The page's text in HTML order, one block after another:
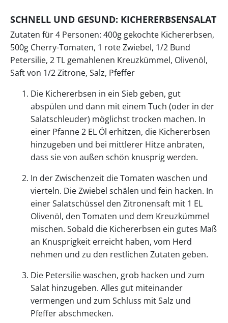
SCHNELL UND GESUND: KICHERERBSENSALAT
Zutaten für 4 Personen: 400g gekochte Kichererbsen,
500g Cherry-Tomaten, 1 rote Zwiebel, 1/2 Bund
Petersilie, 2 TL gemahlenen Kreuzkümmel, Olivenöl,
Saft von 1/2 Zitrone, Salz, Pfeffer
Die Kichererbsen in ein Sieb geben, gut
abspülen und dann mit einem Tuch (oder in der
Salatschleuder) möglichst trocken machen. In
einer Pfanne 2 EL Öl erhitzen, die Kichererbsen
hinzugeben und bei mittlerer Hitze anbraten,
dass sie von außen schön knusprig werden.
In der Zwischenzeit die Tomaten waschen und
vierteln. Die Zwiebel schälen und fein hacken. In
einer Salatschüssel den Zitronensaft mit 1 EL
Olivenöl, den Tomaten und dem Kreuzkümmel
mischen. Sobald die Kichererbsen ein gutes Maß
an Knusprigkeit erreicht haben, vom Herd
nehmen und zu den restlichen Zutaten geben.
Die Petersilie waschen, grob hacken und zum
Salat hinzugeben. Alles gut miteinander
vermengen und zum Schluss mit Salz und
Pfeffer abschmecken.